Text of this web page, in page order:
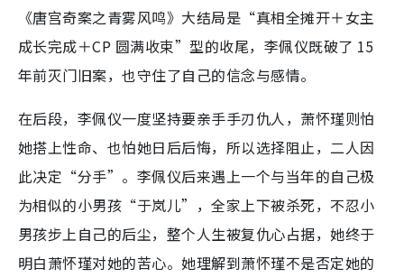
《唐宫奇案之青雾风鸣》大结局是“真相全摊开＋女主
成长完成＋CP 圆满收束”型的收尾，李佩仪既破了 15
年前灭门旧案，也守住了自己的信念与感情。
在后段，李佩仪一度坚持要亲手手刃仇人，萧怀瑾则怕
她搭上性命、也怕她日后后悔，所以选择阻止，二人因
此决定“分手”。李佩仪后来遇上一个与当年的自己极
为相似的小男孩“于岚儿”，全家上下被杀死，不忍小
男孩步上自己的后尘，整个人生被复仇心占据，她终于
明白萧怀瑾对她的苦心。她理解到萧怀瑾不是否定她的